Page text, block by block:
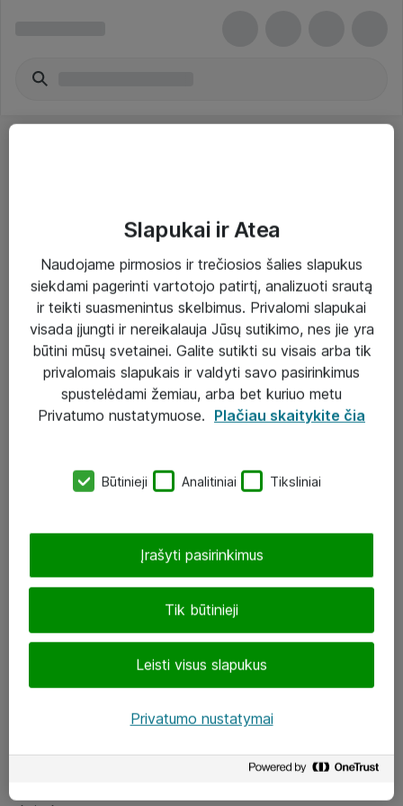
Paslaugos
Sprendimai
Įgyvendinti projektai
Atea ekspertų patarimai verslui
eShop@atea.lt
LinkedIn
Slapukai ir Atea
Naudojame pirmosios ir trečiosios šalies slapukus
siekdami pagerinti vartotojo patirtį, analizuoti srautą
ir teikti suasmenintus skelbimus. Privalomi slapukai
visada įjungti ir nereikalauja Jūsų sutikimo, nes jie yra
būtini mūsų svetainei. Galite sutikti su visais arba tik
privalomais slapukais ir valdyti savo pasirinkimus
spustelėdami žemiau, arba bet kuriuo metu
Privatumo nustatymuose. Plačiau skaitykite čia
Būtinieji Analitiniai Tiksliniai
Tik būtinieji
Leisti visus slapukus
Įrašyti pasirinkimus
Privatumo nustatymai